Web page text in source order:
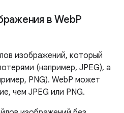
в WebP
изображений, который
(например, JPEG), а
PNG). WebP может
чем JPEG или PNG.